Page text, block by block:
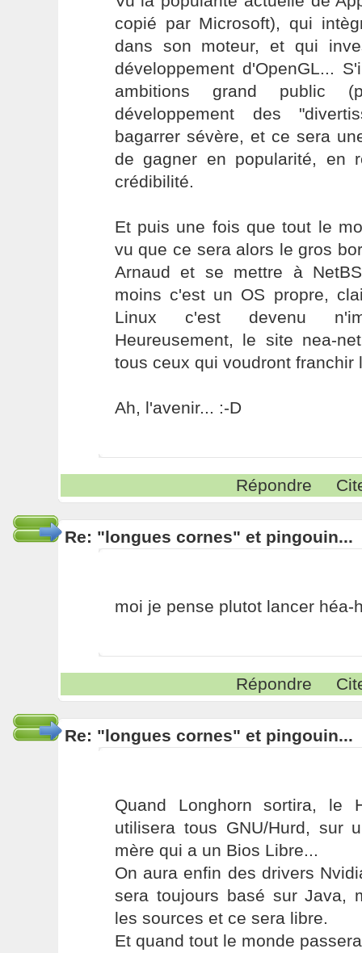
copié par Microsoft), qui
dans son moteur, et qui
développement d'OpenGL...
ambitions grand public
développement des
bagarrer sévère, et ce sera
de gagner en popularité, en
crédibilité.
Et puis une fois que tout le
vu que ce sera alors le gros
Arnaud et se mettre à
moins c'est un OS propre,
Linux c'est devenu
Heureusement, le site nea-
tous ceux qui voudront franchir
Ah, l'avenir... :-D
Répondre
Re: "longues cornes" et pingouin...
moi je pense plutot lancer héa-
Répondre
Re: "longues cornes" et pingouin...
Quand Longhorn sortira,
utilisera tous GNU/Hurd, sur
mère qui a un Bios Libre...
On aura enfin des drivers
sera toujours basé sur Java,
les sources et ce sera libre.
Et quand tout le monde